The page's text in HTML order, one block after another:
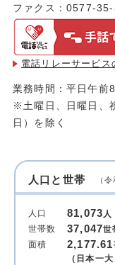
ファクス：0577-
電話リレーサービス
業務時間：平日午前
※土曜日、日曜日、
日）を除く
人口と世帯 （
人口 81,073人
世帯数
37,047世
面積
2,177.61
（日本一